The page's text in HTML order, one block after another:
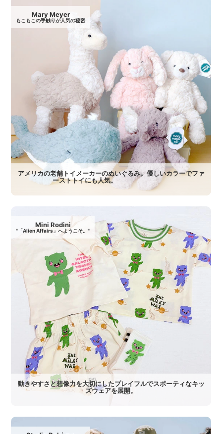
Mary Meyer
もこもこの手触りが人気の秘密
アメリカの老舗トイメーカーのぬいぐるみ。優しいカラーでファ
ーストトイにも人気。
Mini Rodini
"「Alien Affairs」へようこそ。"
動きやすさと想像力を大切にしたプレイフルでスポーティなキッ
ズウェアを展開。